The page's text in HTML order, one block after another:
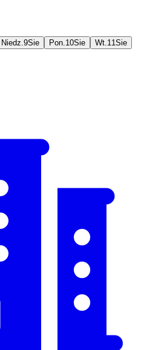
Niedz. 9Sie Pon. 10Sie Wt. 11Sie